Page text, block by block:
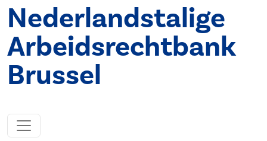
Nederlandstalige
Arbeidsrechtbank
Brussel